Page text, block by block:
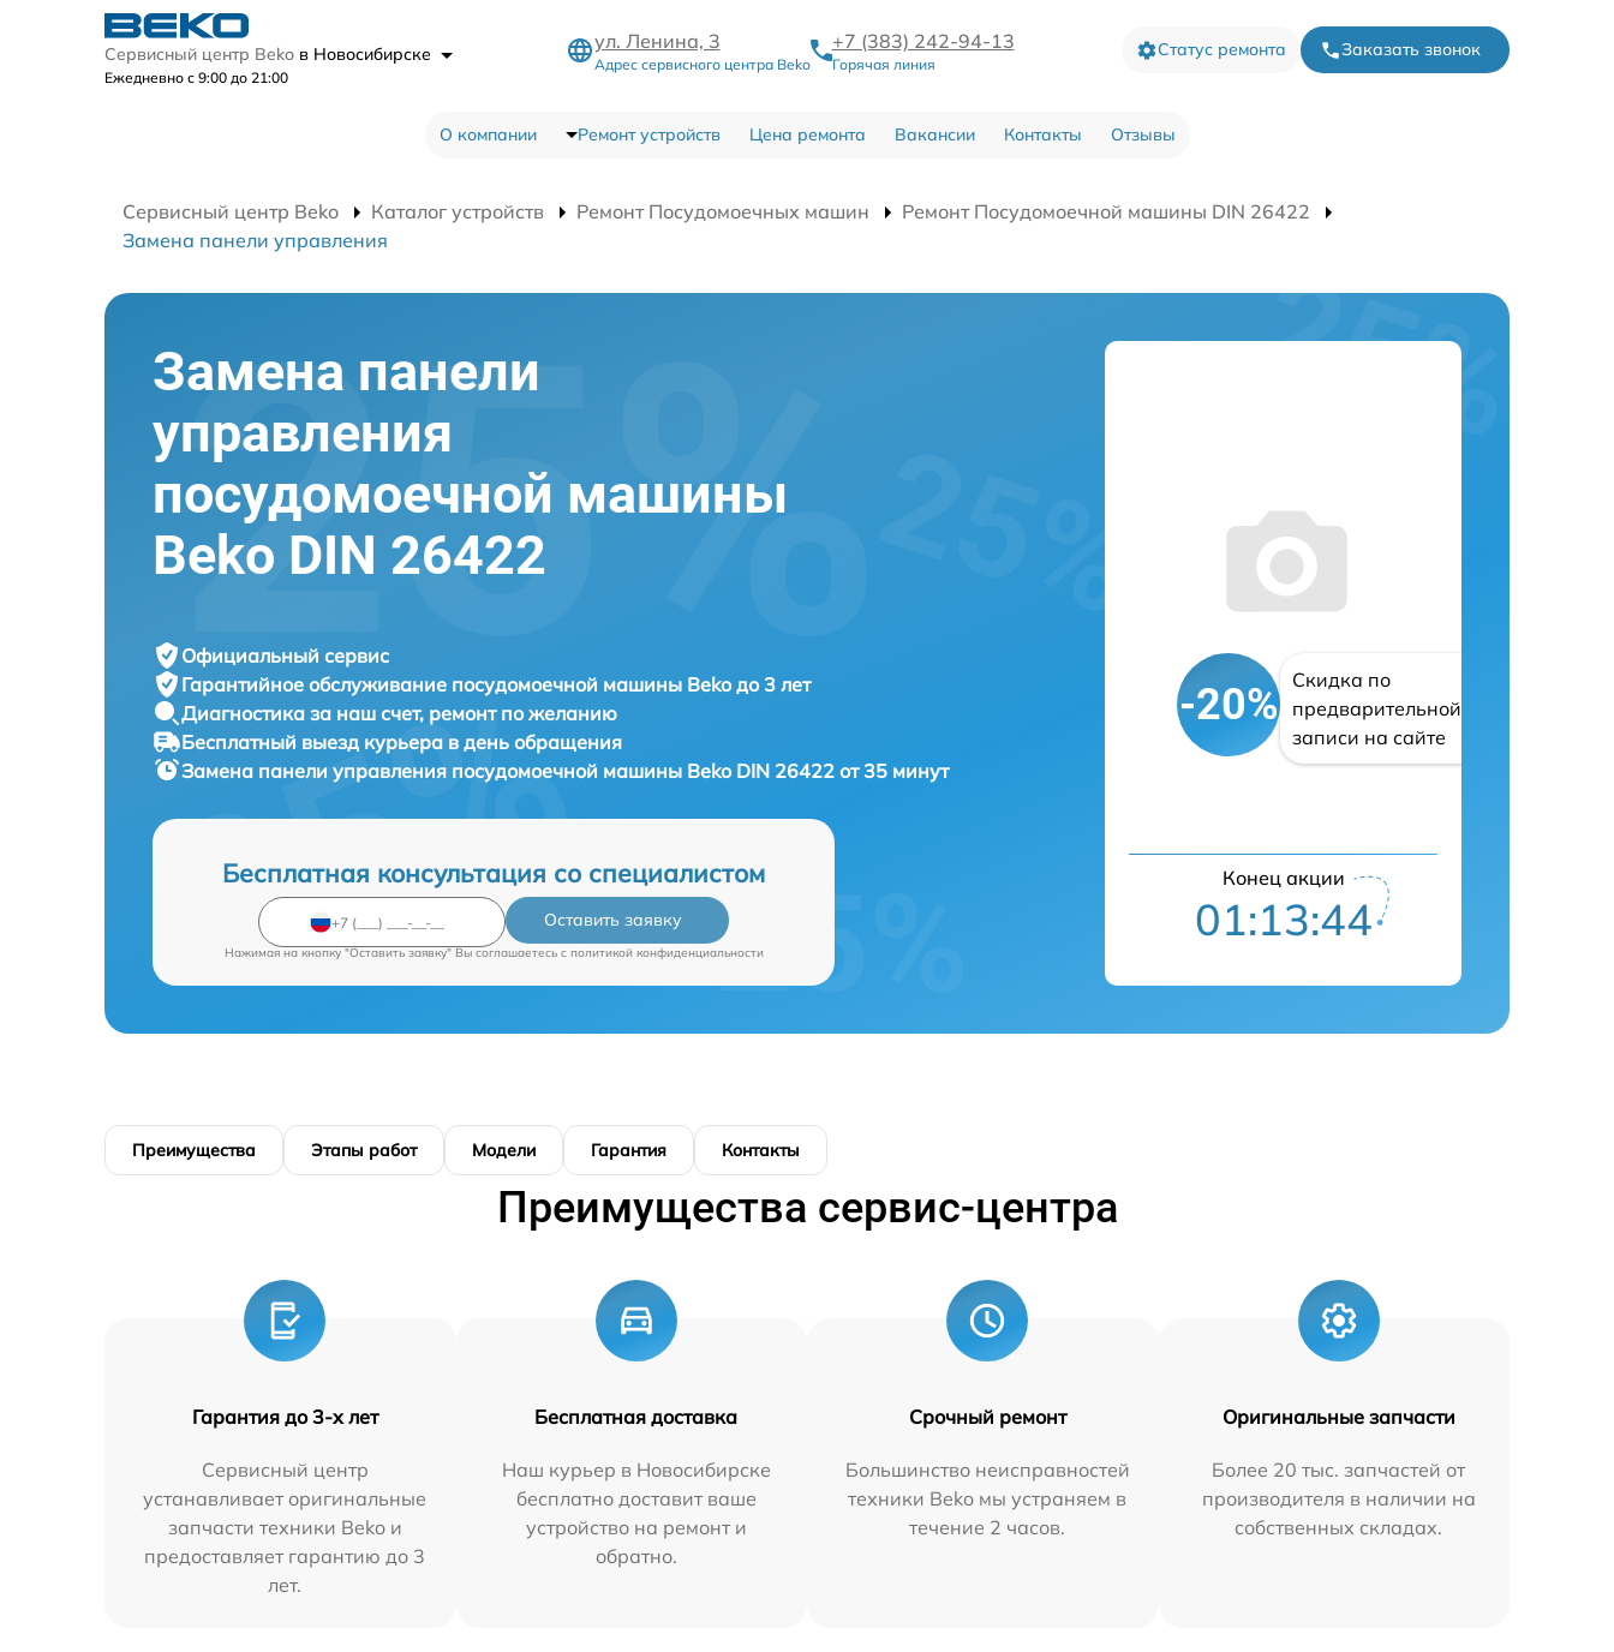
Сервисный центр Beko в Новосибирске
Ежедневно с 9:00 до 21:00
ул. Ленина, 3
Адрес сервисного центра Beko
+7 (383) 242-94-13
Горячая линия
Статус ремонта Заказать звонок
О компании Ремонт устройств Цена ремонта Вакансии Контакты Отзывы
Сервисный центр Beko Каталог устройств Ремонт Посудомоечных машин
Ремонт Посудомоечной машины DIN 26422
Замена панели управления
Замена панели
управления
посудомоечной машины
Beko DIN 26422
Официальный сервис
Гарантийное обслуживание посудомоечной машины Beko до 3 лет
Диагностика за наш счет, ремонт по желанию
Бесплатный выезд курьера в день обращения
Замена панели управления посудомоечной машины Beko DIN 26422 от 35 минут
Бесплатная консультация со специалистом
Оставить заявку
Нажимая на кнопку "Оставить заявку" Вы соглашаетесь c политикой конфиденциальности
-20%
Скидка по
предварительной
записи на сайте
Конец акции
01:13:43
Преимущества Этапы работ Модели Гарантия Контакты
Преимущества сервис-центра
Гарантия до 3-х лет
Сервисный центр
устанавливает оригинальные
запчасти техники Beko и
предоставляет гарантию до 3
лет.
Бесплатная доставка
Наш курьер в Новосибирске
бесплатно доставит ваше
устройство на ремонт и
обратно.
Срочный ремонт
Большинство неисправностей
техники Beko мы устраняем в
течение 2 часов.
Оригинальные запчасти
Более 20 тыс. запчастей от
производителя в наличии на
собственных складах.